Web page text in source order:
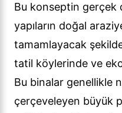
Bu konseptin gerçek
yapıların doğal
tamamlayacak
tatil köylerinde ve
Bu binalar genellikle
çerçeveleyen büyük